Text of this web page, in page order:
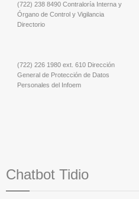
(722) 238 8490 Contraloría Interna y
Órgano de Control y Vigilancia
Directorio
(722) 226 1980 ext. 610 Dirección
General de Protección de Datos
Personales del Infoem
Chatbot Tidio